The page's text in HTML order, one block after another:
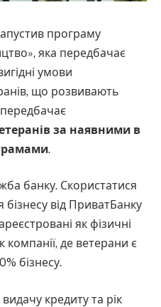
програму
яка передбачає
умови
що розвивають
за наявними в
.
банку. Скористатися
від ПриватБанку
як фізичні
компанії, де ветерани є
бізнесу.
видачу кредиту та рік